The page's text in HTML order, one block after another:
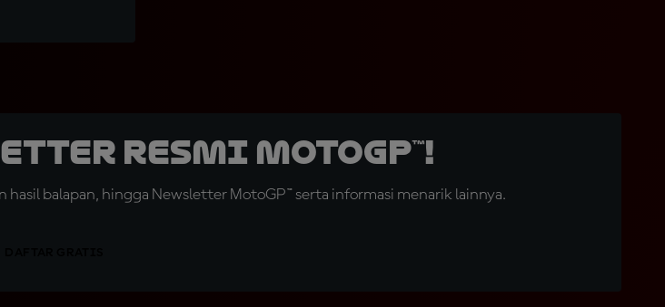
Resmi MotoGP™!
balapan, hingga Newsletter MotoGP™ serta informasi menarik lainnya.